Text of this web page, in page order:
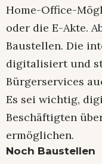
Home-Office-
oder die E-Akte.
Baustellen. Die
digitalisiert und
Bürgerservices
Es sei wichtig,
Beschäftigten
ermöglichen.
Noch Baustellen